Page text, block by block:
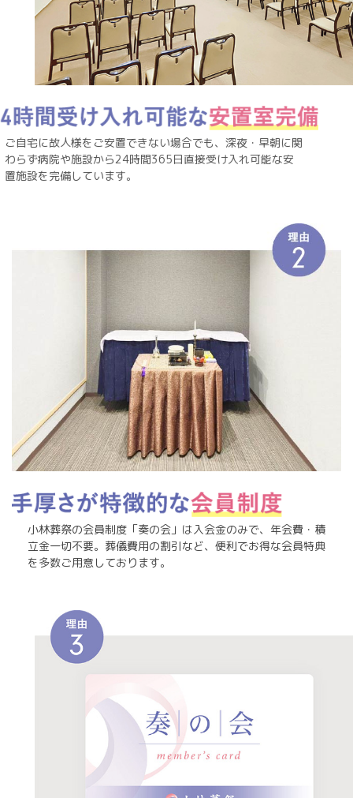
ご自宅に故人様をご安置できない場合でも、深夜・早朝に関
わらず病院や施設から24時間365日直接受け入れ可能な安
置施設を完備しています。
小林葬祭の会員制度「奏の会」は入会金のみで、年会費・積
立金一切不要。葬儀費用の割引など、便利でお得な会員特典
を多数ご用意しております。